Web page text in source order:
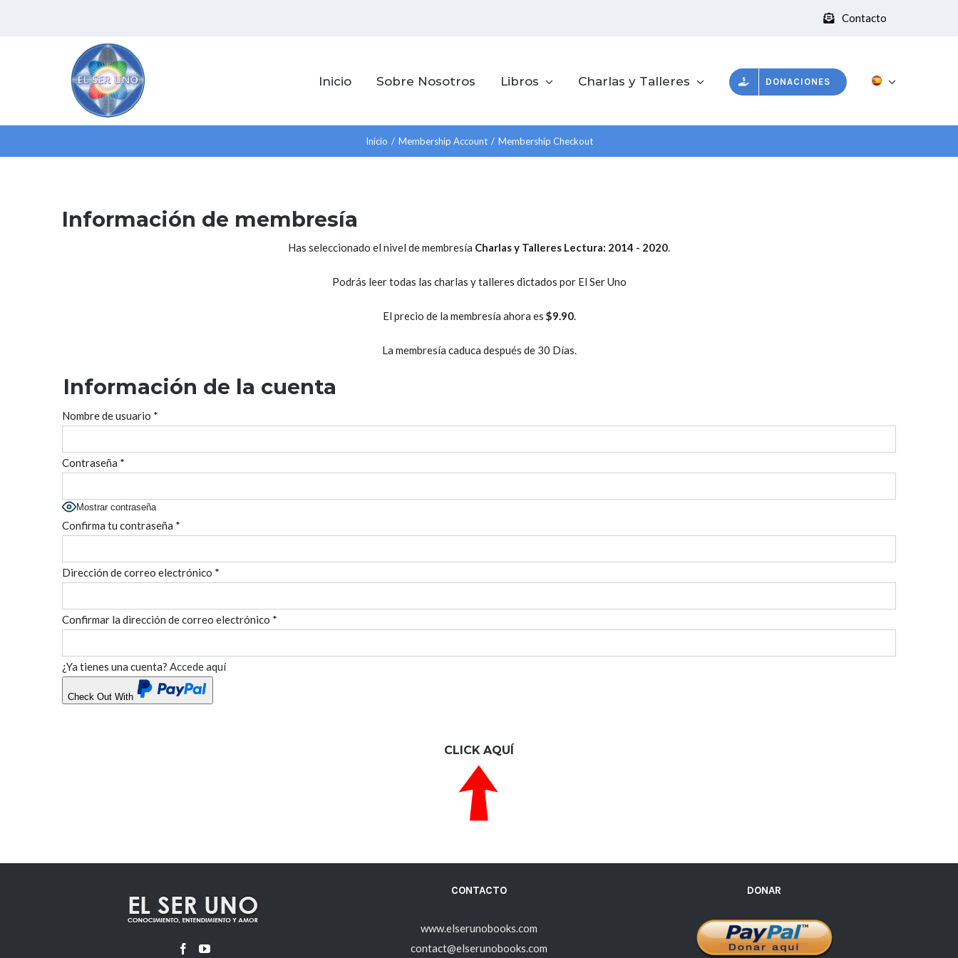
Contacto
Inicio Sobre Nosotros Libros Charlas y Talleres DONACIONES
Inicio / Membership Account / Membership Checkout
Información de membresía
Has seleccionado el nivel de membresía Charlas y Talleres Lectura: 2014 - 2020.
Podrás leer todas las charlas y talleres dictados por El Ser Uno
El precio de la membresía ahora es $9.90.
La membresía caduca después de 30 Días.
Información de la cuenta
Nombre de usuario *
Contraseña *
Mostrar contraseña
Confirma tu contraseña *
Dirección de correo electrónico *
Confirmar la dirección de correo electrónico *
¿Ya tienes una cuenta? Accede aquí
Check Out With
PayPal
CLICK AQUÍ
CONTACTO
www.elserunobooks.com
contact@elserunobooks.com
DONAR